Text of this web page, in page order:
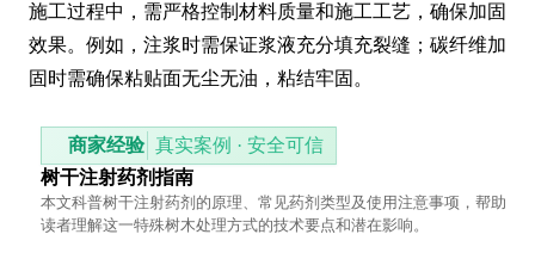
施工过程中，需严格控制材料质量和施工工艺，确保加固
效果。例如，注浆时需保证浆液充分填充裂缝；碳纤维加
固时需确保粘贴面无尘无油，粘结牢固。
商家经验 真实案例 · 安全可信
树干注射药剂指南
本文科普树干注射药剂的原理、常见药剂类型及使用注意事项，帮助
读者理解这一特殊树木处理方式的技术要点和潜在影响。